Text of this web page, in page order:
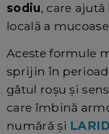
sodiu, care
locală a
Aceste formule
sprijin în
gâtul roșu și
care îmbină
numără și